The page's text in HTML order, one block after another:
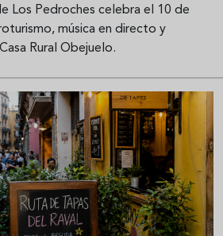
Los Pedroches celebra el 10 de
música en directo y
Rural Obejuelo.